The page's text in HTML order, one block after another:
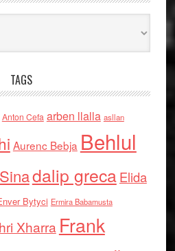
TAGS
Anton Cefa arben llalla asllan
Aurenc Bebja Behlul
dalip grecaElida
Bytyci Ermira Babamusta
Xharra Frank